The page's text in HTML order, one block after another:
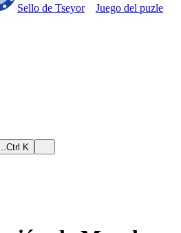
Sello de Tseyor
Juego del puzle
Ctrl K